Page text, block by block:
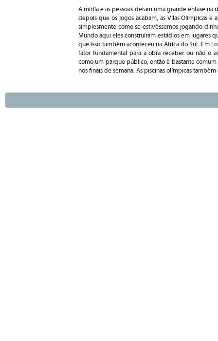
A mídia e as pessoas deram uma grande ênfase na
depois que os jogos acabam, as Vilas Olímpicas e
simplesmente como se estivéssemos jogando
Mundo aqui eles construíram estádios em lugares
que isso também aconteceu na África do Sul. Em
fator fundamental para a obra receber ou não o
como um parque público, então é bastante
nos finais de semana. As piscinas olímpicas